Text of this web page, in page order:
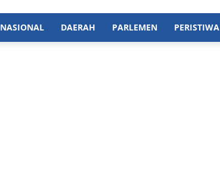
NASIONAL DAERAH PARLEMEN PERISTIWA